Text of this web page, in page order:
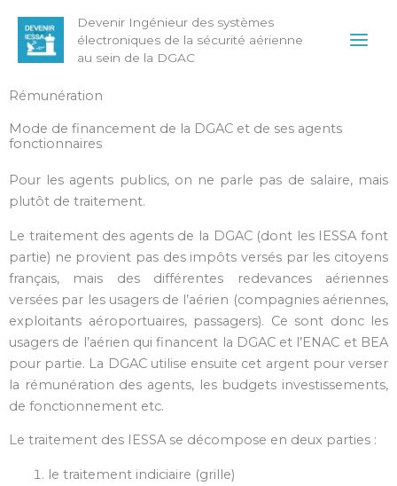
contenu
Devenir Ingénieur des systèmes
électroniques de la sécurité aérienne
au sein de la DGAC
Menu
Rémunération
Mode de financement de la DGAC et de ses agents
fonctionnaires
Pour les agents publics, on ne parle pas de salaire, mais
plutôt de traitement.
Le traitement des agents de la DGAC (dont les IESSA font
partie) ne provient pas des impôts versés par les citoyens
français, mais des différentes redevances aériennes
versées par les usagers de l’aérien (compagnies aériennes,
exploitants aéroportuaires, passagers). Ce sont donc les
usagers de l’aérien qui financent la DGAC et l’ENAC et BEA
pour partie. La DGAC utilise ensuite cet argent pour verser
la rémunération des agents, les budgets investissements,
de fonctionnement etc.
Le traitement des IESSA se décompose en deux parties :
le traitement indiciaire (grille)